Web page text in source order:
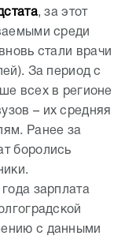
, за этот
среди
стали врачи
За период с
всех в регионе
– их средняя
Ранее за
боролись
зарплата
с данными